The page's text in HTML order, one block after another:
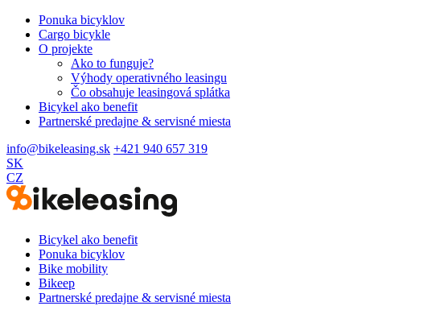
Ponuka bicyklov
Cargo bicykle
O projekte
Ako to funguje?
Výhody operativného leasingu
Čo obsahuje leasingová splátka
Bicykel ako benefit
Partnerské predajne & servisné miesta
info@bikeleasing.sk +421 940 657 319
SK
CZ
Bicykel ako benefit
Ponuka bicyklov
Bike mobility
Bikeep
Partnerské predajne & servisné miesta